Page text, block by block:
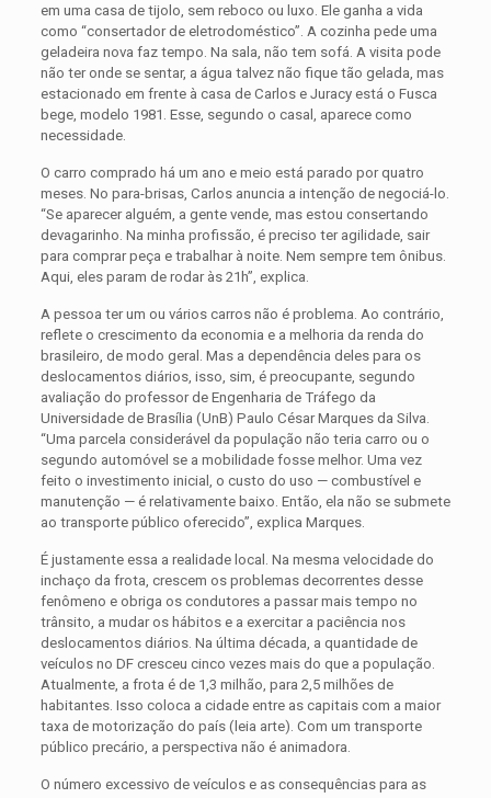
em uma casa de tijolo, sem reboco ou luxo. Ele ganha a vida
como “consertador de eletrodoméstico”. A cozinha pede uma
geladeira nova faz tempo. Na sala, não tem sofá. A visita pode
não ter onde se sentar, a água talvez não fique tão gelada, mas
estacionado em frente à casa de Carlos e Juracy está o Fusca
bege, modelo 1981. Esse, segundo o casal, aparece como
necessidade.
O carro comprado há um ano e meio está parado por quatro
meses. No para-brisas, Carlos anuncia a intenção de negociá-lo.
“Se aparecer alguém, a gente vende, mas estou consertando
devagarinho. Na minha profissão, é preciso ter agilidade, sair
para comprar peça e trabalhar à noite. Nem sempre tem ônibus.
Aqui, eles param de rodar às 21h”, explica.
A pessoa ter um ou vários carros não é problema. Ao contrário,
reflete o crescimento da economia e a melhoria da renda do
brasileiro, de modo geral. Mas a dependência deles para os
deslocamentos diários, isso, sim, é preocupante, segundo
avaliação do professor de Engenharia de Tráfego da
Universidade de Brasília (UnB) Paulo César Marques da Silva.
“Uma parcela considerável da população não teria carro ou o
segundo automóvel se a mobilidade fosse melhor. Uma vez
feito o investimento inicial, o custo do uso — combustível e
manutenção — é relativamente baixo. Então, ela não se submete
ao transporte público oferecido”, explica Marques.
É justamente essa a realidade local. Na mesma velocidade do
inchaço da frota, crescem os problemas decorrentes desse
fenômeno e obriga os condutores a passar mais tempo no
trânsito, a mudar os hábitos e a exercitar a paciência nos
deslocamentos diários. Na última década, a quantidade de
veículos no DF cresceu cinco vezes mais do que a população.
Atualmente, a frota é de 1,3 milhão, para 2,5 milhões de
habitantes. Isso coloca a cidade entre as capitais com a maior
taxa de motorização do país (leia arte). Com um transporte
público precário, a perspectiva não é animadora.
O número excessivo de veículos e as consequências para as